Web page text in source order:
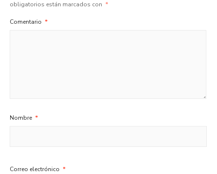
obligatorios están marcados con *
Comentario *
Nombre *
Correo electrónico *